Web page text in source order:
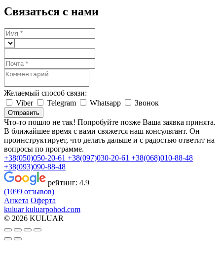
Связаться с нами
Желаемый способ связи:
Viber
Telegram Whatsapp Звонок
Отправить
Что-то пошло не так! Попробуйте позже Ваша заявка принята.
В ближайшее время с вами свяжется наш консультант. Он
проинструктирует, что делать дальше и с радостью ответит на
вопросы по программе.
+38(050)050-20-61 +38(097)030-20-61 +38(068)010-88-48
+38(093)090-88-48
рейтинг: 4.9
(1099 отзывов)
Анкета Оферта
kuluar kuluarpohod.com
© 2026 KULUAR